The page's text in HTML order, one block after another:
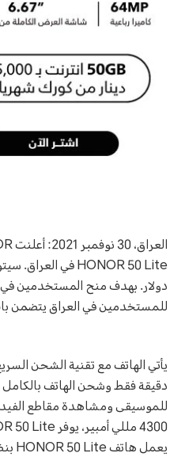
للمستخدمين في العراق يتضمن باقة إنترنت 50 گيگابايت بسعر 15,000
للموسيقى ومشاهدة مقاطع